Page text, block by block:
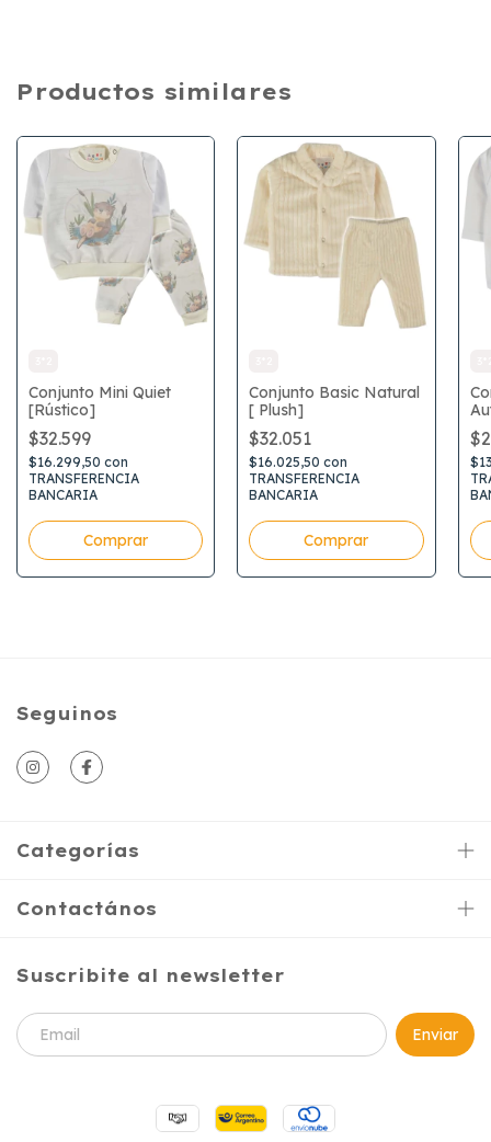
Productos similares
Conjunto Mini Quiet
[Rústico]
$32.599
$16.299,50 con
TRANSFERENCIA
BANCARIA
Comprar
Conjunto Basic Natural
[ Plush]
$32.051
$16.025,50con
TRANSFERENCIA
BANCARIA
Comprar
Seguinos
Categorías
Contactános
Suscribite al newsletter